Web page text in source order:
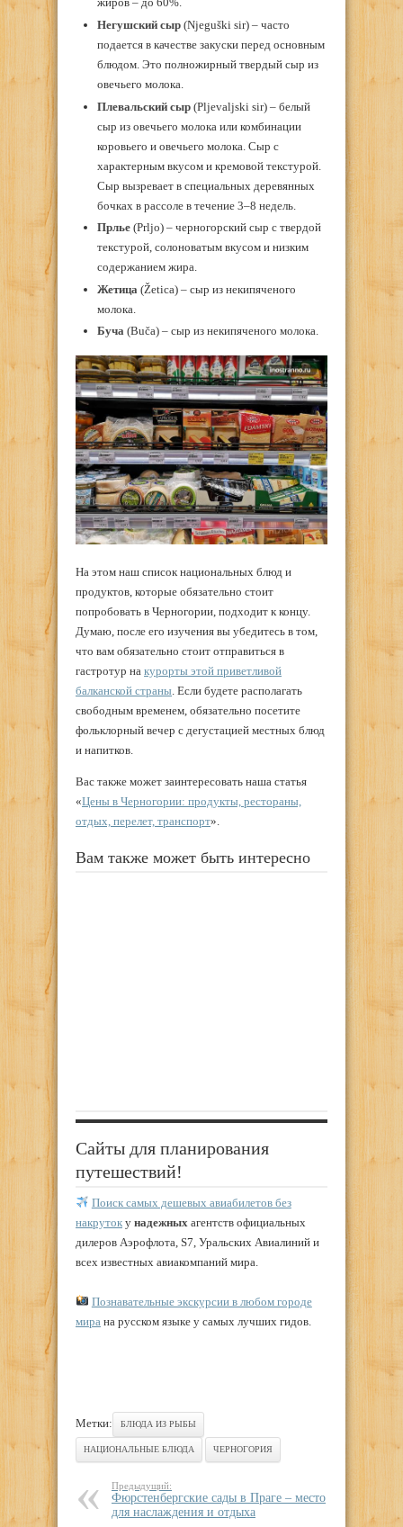
Негушский сыр(Njeguški sir) – часто
подается в качестве закуски перед основным
блюдом. Это полножирный твердый сыр из
овечьего молока.
Плевальский сыр(Pljevaljski sir) – белый
сыр из овечьего молока или комбинации
коровьего и овечьего молока. Сыр с
характерным вкусом и кремовой текстурой.
Сыр вызревает в специальных деревянных
бочках в рассоле в течение 3–8 недель.
Прлье(Prljo) – черногорский сыр с твердой
текстурой, солоноватым вкусом и низким
содержанием жира.
Жетица (Žetica) – сыр из некипяченого
молока.
Буча(Buča) – сыр из некипяченого молока.
На этом наш список национальных блюд и
продуктов, которые обязательно стоит
попробовать в Черногории, подходит к концу.
Думаю, после его изучения вы убедитесь в том,
что вам обязательно стоит отправиться в
гастротур на курорты этой приветливой
балканской страны. Если будете располагать
свободным временем, обязательно посетите
фольклорный вечер с дегустацией местных блюд
и напитков.
Вас также может заинтересовать наша статья
«Цены в Черногории: продукты, рестораны,
отдых, перелет, транспорт».
Вам также может быть интересно
Сайты для планирования
путешествий!
Поиск самых дешевых авиабилетов без
накруток у надежных агентств официальных
дилеров Аэрофлота, S7, Уральских Авиалиний и
всех известных авиакомпаний мира.
Познавательные экскурсии в любом городе
мира на русском языке у самых лучших гидов.
Метки: БЛЮДА ИЗ РЫБЫ
НАЦИОНАЛЬНЫЕ БЛЮДА ЧЕРНОГОРИЯ
Предыдущий:
Фюрстенбергские сады в Праге – место
для наслаждения и отдыха